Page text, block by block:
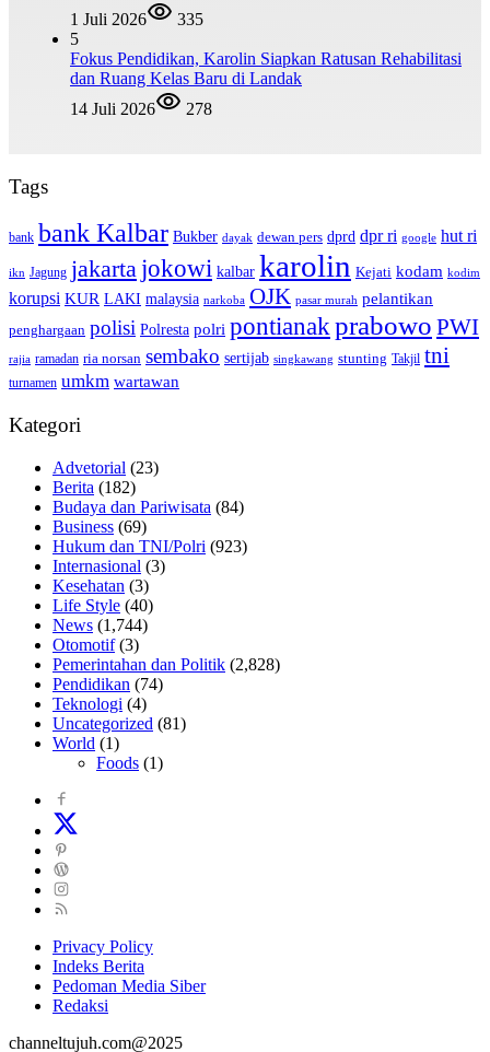
1 Juli 2026
335
5
Fokus Pendidikan, Karolin Siapkan Ratusan Rehabilitasi
dan Ruang Kelas Baru di Landak
14 Juli 2026
278
Tags
bank bank Kalbar Bukber dayak dewan pers dprd dpr ri google hut ri
ikn Jagung jakarta jokowi kalbar karolin Kejati kodam kodim
korupsi KUR LAKI malaysia narkoba OJK pasar murah pelantikan
penghargaan polisi Polresta polri pontianakprabowo PWI
rajia ramadan ria norsan sembako sertijab singkawang stunting Takjil tni
turnamen umkm wartawan
Kategori
Advetorial (23)
Berita (182)
Budaya dan Pariwisata (84)
Business (69)
Hukum dan TNI/Polri (923)
Internasional (3)
Kesehatan (3)
Life Style (40)
News (1,744)
Otomotif(3)
Pemerintahan dan Politik (2,828)
Pendidikan (74)
Teknologi (4)
Uncategorized (81)
World (1)
Foods (1)
Privacy Policy
Indeks Berita
Pedoman Media Siber
Redaksi
channeltujuh.com@2025